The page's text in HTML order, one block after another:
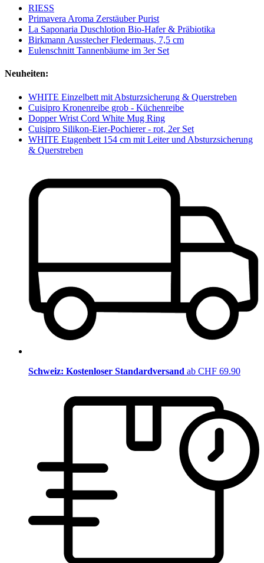
RIESS
Primavera Aroma Zerstäuber Purist
La Saponaria Duschlotion Bio-Hafer & Präbiotika
Birkmann Ausstecher Fledermaus, 7,5 cm
Eulenschnitt Tannenbäume im 3er Set
Neuheiten:
WHITE Einzelbett mit Absturzsicherung & Querstreben
Cuisipro Kronenreibe grob - Küchenreibe
Dopper Wrist Cord White Mug Ring
Cuisipro Silikon-Eier-Pochierer - rot, 2er Set
WHITE Etagenbett 154 cm mit Leiter und Absturzsicherung
& Querstreben
Schweiz: Kostenloser Standardversand ab CHF 69.90